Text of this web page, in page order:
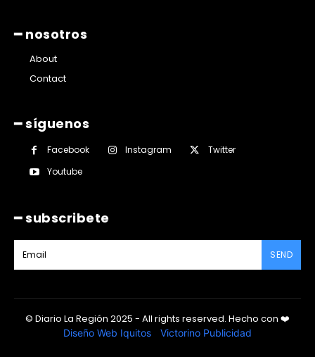
━ nosotros
About
Contact
━ síguenos
Facebook Instagram
Twitter
Youtube
━ subscribete
SEND
© Diario La Región 2025 - All rights reserved. Hecho con ❤️
Diseño Web Iquitos Victorino Publicidad